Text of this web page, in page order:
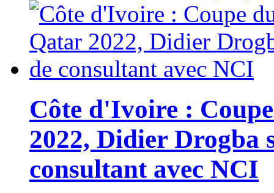
Côte d'Ivoire :
2022, Didier Drogba
consultant avec NCI